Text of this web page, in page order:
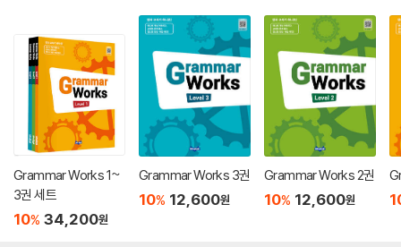
Grammar Works 1~
3권 세트
10% 34,200원
Grammar Works 3권
10% 12,600원
Grammar Works 2권
10% 12,600원